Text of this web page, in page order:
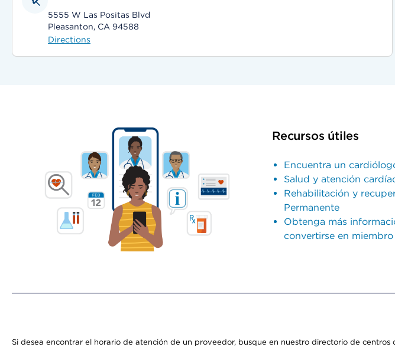
5555 W Las Positas Blvd
Pleasanton, CA 94588
Directions
Recursos útiles
Encuentra un
Salud y atención
Rehabilitación y
Permanente
Obtenga más
convertirse en
Si desea encontrar el horario de atención de un proveedor, busque en nuestro directorio de centros